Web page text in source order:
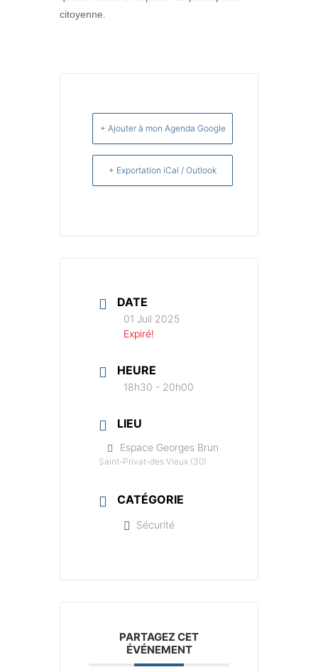
citoyenne.
+ Ajouter à mon Agenda Google
+ Exportation iCal / Outlook
DATE
01 Juil 2025
Expiré!
HEURE
18h30 - 20h00
LIEU
Espace Georges Brun
Saint-Privat-des Vieux (30)
CATÉGORIE
Sécurité
PARTAGEZ CET
ÉVÉNEMENT